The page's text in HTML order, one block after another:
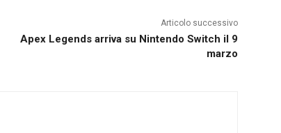
Articolo successivo
Apex Legends arriva su Nintendo Switch il 9
marzo